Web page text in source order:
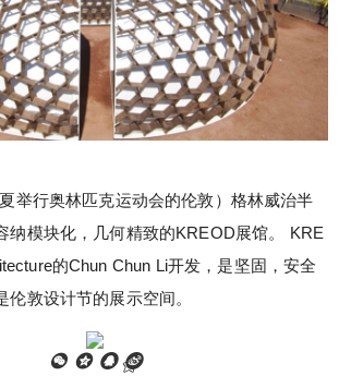
举行奥林匹克运动会的伦敦）格林威治半
纳模块化，几何精致的KREOD展馆。
KRE
的Chun Chun Li开发，是坚固，安全
伦敦设计节的展示空间。
图片（https://archpaper.com/2012/1
to-see-london-design-festivals-kreo